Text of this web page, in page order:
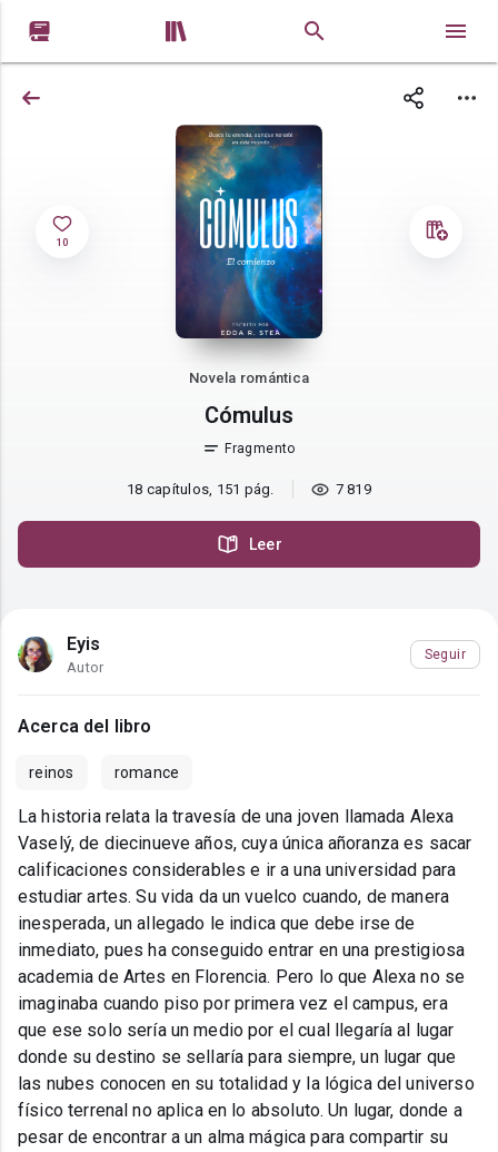
 
10
Novela romántica
Cómulus
Fragmento
18 capítulos, 151 pág. 7 819
Leer
Eyis
Autor
Seguir
Acerca del libro
reinos romance
La historia relata la travesía de una joven llamada Alexa
Vaselý, de diecinueve años, cuya única añoranza es sacar
calificaciones considerables e ir a una universidad para
estudiar artes. Su vida da un vuelco cuando, de manera
inesperada, un allegado le indica que debe irse de
inmediato, pues ha conseguido entrar en una prestigiosa
academia de Artes en Florencia. Pero lo que Alexa no se
imaginaba cuando piso por primera vez el campus, era
que ese solo sería un medio por el cual llegaría al lugar
donde su destino se sellaría para siempre, un lugar que
las nubes conocen en su totalidad y la lógica del universo
físico terrenal no aplica en lo absoluto. Un lugar, donde a
pesar de encontrar a un alma mágica para compartir su